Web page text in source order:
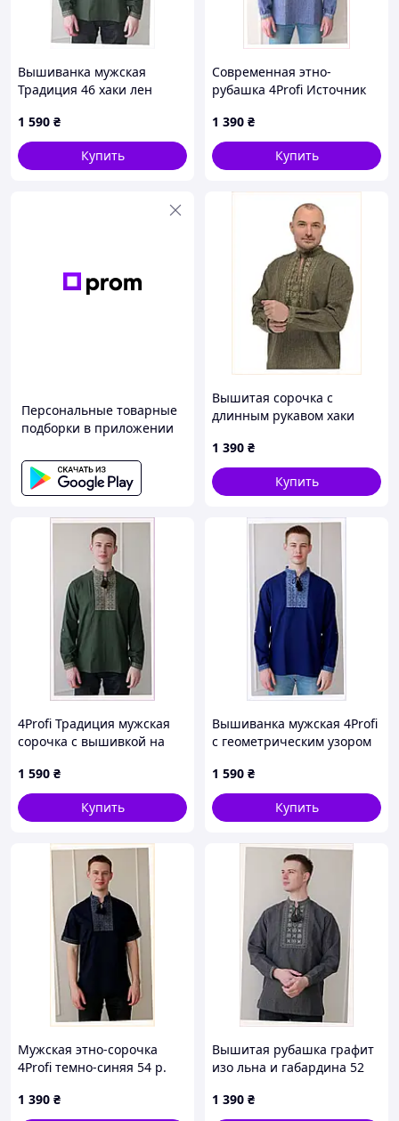
Вышиванка мужская
Традиция 46 хаки лен
1 590 ₴
Купить
Современная этно-
рубашка 4Profi Источник
1 390 ₴
Купить
Персональные товарные
подборки в приложении
Вышитая сорочка с
длинным рукавом хаки
1 390 ₴
Купить
4Profi Традиция мужская
сорочка с вышивкой на
1 590 ₴
Купить
Вышиванка мужская 4Profi
с геометрическим узором
1 590 ₴
Купить
Мужская этно-сорочка
4Profi темно-синяя 54 р.
1 390 ₴
Вышитая рубашка графит
изо льна и габардина 52
1 390 ₴